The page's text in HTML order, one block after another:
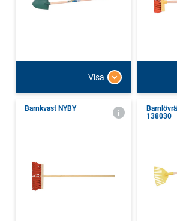
Visa
Barnkvast NYBY
138030